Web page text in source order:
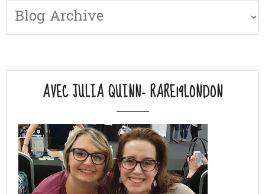
AVEC JULIA QUINN- RARE19LONDON